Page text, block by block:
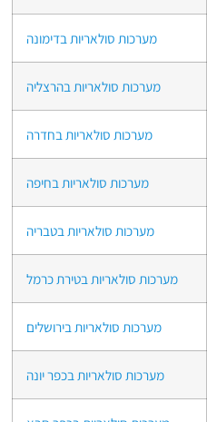
מערכות סולאריות בדימונה
מערכות סולאריות בהרצליה
מערכות סולאריות בחדרה
מערכות סולאריות בחיפה
מערכות סולאריות בטבריה
מערכות סולאריות בטירת כרמל
מערכות סולאריות בירושלים
מערכות סולאריות בכפר יונה